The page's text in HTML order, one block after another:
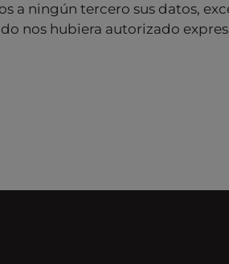
a ningún tercero sus datos,
nos hubiera autorizado